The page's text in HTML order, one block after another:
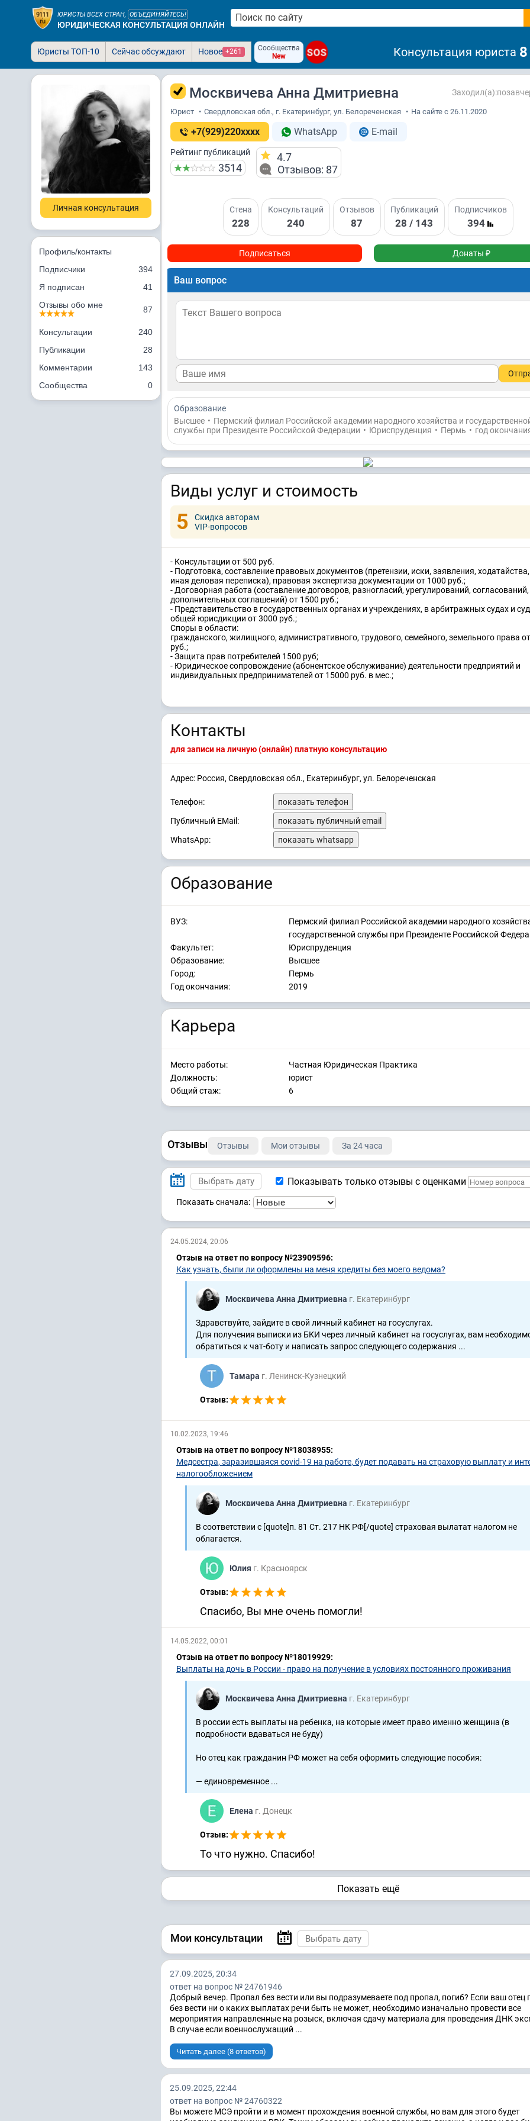
ЮРИСТЫ ВСЕХ СТРАН, ОБЪЕДИНЯЙТЕСЬ!
ЮРИДИЧЕСКАЯ КОНСУЛЬТАЦИЯ ОНЛАЙН
Юристы ТОП-10 Сейчас обсуждают Новое +261
Сообщества
New
SOS Консультация юриста
Личная консультация
Профиль/контакты
Подписчики
394
Я подписан
41
Отзывы обо мне
87
Консультации
240
Публикации
28
Комментарии
143
Сообщества
0
Москвичева Анна Дмитриевна
Юрист • Свердловская обл., г. Екатеринбург, ул. Белореченская • На сайте с 26.11.2020
+7(929)220xxxx WhatsApp E-mail
Рейтинг публикаций
3514
4.7
Отзывов: 87
Стена
228
Консультаций
240
Отзывов
87
Публикаций
28 / 143
Подписчиков
394
Подписаться Донаты ₽
Ваш вопрос
Образование
Высшее • Пермский филиал Российской академии народного хозяйства и
службы при Президенте Российской Федерации • Юриспруденция • Пермь • год
Виды услуг и стоимость
5
Скидка авторам
VIP-вопросов
- Консультации от 500 руб.
- Подготовка, составление правовых документов (претензии, иски, заявления,
иная деловая переписка), правовая экспертиза документации от 1000 руб.;
- Договорная работа (составление договоров, разногласий, урегулирований, согласований,
дополнительных соглашений) от 1500 руб.;
- Представительство в государственных органах и учреждениях, в арбитражных судах и
общей юрисдикции от 3000 руб.;
Споры в области:
гражданского, жилищного, административного, трудового, семейного, земельного права
руб.;
- Защита прав потребителей 1500 руб;
- Юридическое сопровождение (абонентское обслуживание) деятельности предприятий и
индивидуальных предпринимателей от 15000 руб. в мес.;
Контакты
для записи на личную (онлайн) платную консультацию
Адрес: Россия, Свердловская обл., Екатеринбург, ул. Белореченская
Телефон:
показать телефон
Публичный EMail:
показать публичный email
WhatsApp:
показать whatsapp
Образование
ВУЗ:
Пермский филиал Российской академии народного
государственной службы при Президенте Российской
Факультет:
Юриспруденция
Образование:
Высшее
Город:
Пермь
Год окончания:
2019
Карьера
Место работы:
Частная Юридическая Практика
Должность:
юрист
Общий стаж:
6
Отзывы Отзывы Мои отзывы За 24 часа
Показывать только отзывы с оценками
Показать сначала:
24.05.2024, 20:06
Отзыв на ответ по вопросу №23909596:
Как узнать, были ли оформлены на меня кредиты без моего ведома?
Москвичева Анна Дмитриевна г. Екатеринбург
Здравствуйте, зайдите в свой личный кабинет на госуслугах.
Для получения выписки из БКИ через личный кабинет на госуслугах, вам
обратиться к чат-боту и написать запрос следующего содержания ...
Тамара г. Ленинск-Кузнецкий
Отзыв:
10.02.2023, 19:46
Отзыв на ответ по вопросу №18038955:
Медсестра, заразившаяся covid-19 на работе, будет подавать на страховую выплату и
налогообложением
Москвичева Анна Дмитриевна г. Екатеринбург
В соответствии с [quote]п. 81 Ст. 217 НК РФ[/quote] страховая вылатат налогом не
облагается.
Юлия г. Красноярск
Отзыв:
Спасибо, Вы мне очень помогли!
14.05.2022, 00:01
Отзыв на ответ по вопросу №18019929:
Выплаты на дочь в России - право на получение в условиях постоянного проживания
Москвичева Анна Дмитриевна г. Екатеринбург
В россии есть выплаты на ребенка, на которые имеет право именно женщина (в
подробности вдаваться не буду)
Но отец как гражданин РФ может на себя оформить следующие пособия:
— единовременное ...
Елена г. Донецк
Отзыв:
То что нужно. Спасибо!
Показать ещё
Мои консультации
27.09.2025, 20:34
ответ на вопрос № 24761946
Добрый вечер. Пропал без вести или вы подразумеваете под пропал, погиб? Если ваш отец
без вести ни о каких выплатах речи быть не может, необходимо изначально провести все
мероприятия направленные на розыск, включая сдачу материала для проведения ДНК
В случае если военнослужащий ...
Читать далее (8 ответов)
25.09.2025, 22:44
ответ на вопрос № 24760322
Вы можете МСЭ пройти и в момент прохождения военной службы, но вам для этого будет